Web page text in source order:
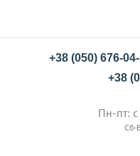
+38 (050) 676-
+38
Пн-пт: с
Сб-